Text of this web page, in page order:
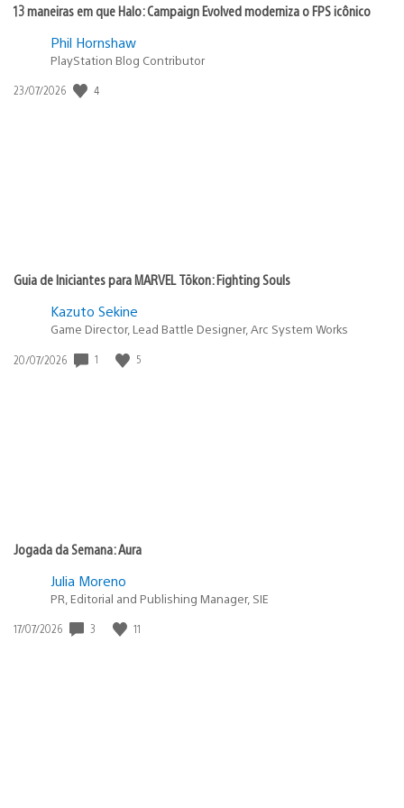
13 maneiras em que Halo: Campaign Evolved moderniza o FPS icônico
Phil Hornshaw
PlayStation Blog Contributor
Data
23/07/2026 4
Guia de Iniciantes para MARVEL Tōkon: Fighting Souls
Kazuto Sekine
Game Director, Lead Battle Designer, Arc System Works
Data
20/07/2026 1 5
Jogada da Semana: Aura
Julia Moreno
PR, Editorial and Publishing Manager, SIE
Data
17/07/2026 3 11